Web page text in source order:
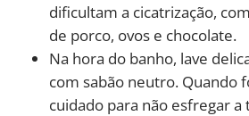
dificultam a cicatrização,
de porco, ovos e chocolate.
Na hora do banho, lave
com sabão neutro. Quando
cuidado para não esfregar a